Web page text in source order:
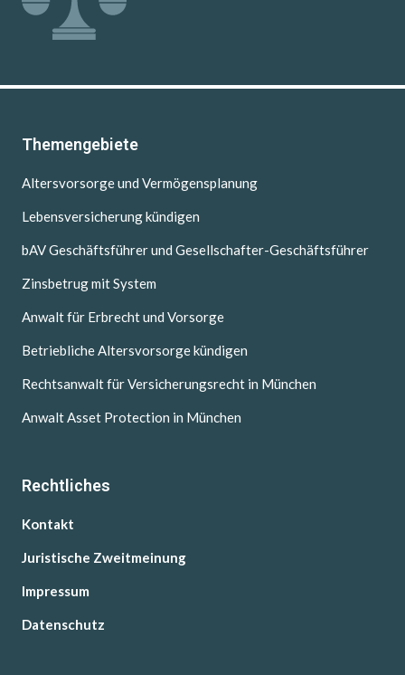
Themengebiete
Altersvorsorge und Vermögensplanung
Lebensversicherung kündigen
bAV Geschäftsführer und Gesellschafter-Geschäftsführer
Zinsbetrug mit System
Anwalt für Erbrecht und Vorsorge
Betriebliche Altersvorsorge kündigen
Rechtsanwalt für Versicherungsrecht in München
Anwalt Asset Protection in München
Rechtliches
Kontakt
Juristische Zweitmeinung
Impressum
Datenschutz